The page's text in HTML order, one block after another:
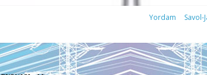
Yordam Savol-